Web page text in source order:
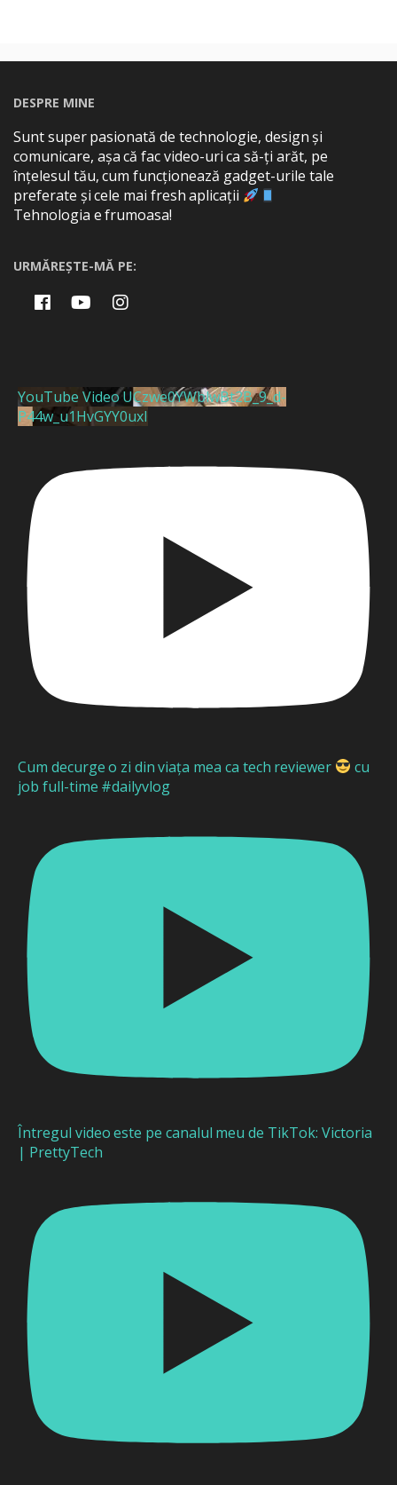
DESPRE MINE
Sunt super pasionată de technologie, design și
comunicare, așa că fac video-uri ca să-ți arăt, pe
înțelesul tău, cum funcționează gadget-urile tale
preferate și cele mai fresh aplicații
Tehnologia e frumoasa!
URMĂREȘTE-MĂ PE:
YouTube Video UCzwe0YWblwBt2B_9_d-
P44w_u1HvGYY0uxI
Cum decurge o zi din viața mea ca tech reviewer
cu
job full-time #dailyvlog
Întregul video este pe canalul meu de TikTok: Victoria
| PrettyTech